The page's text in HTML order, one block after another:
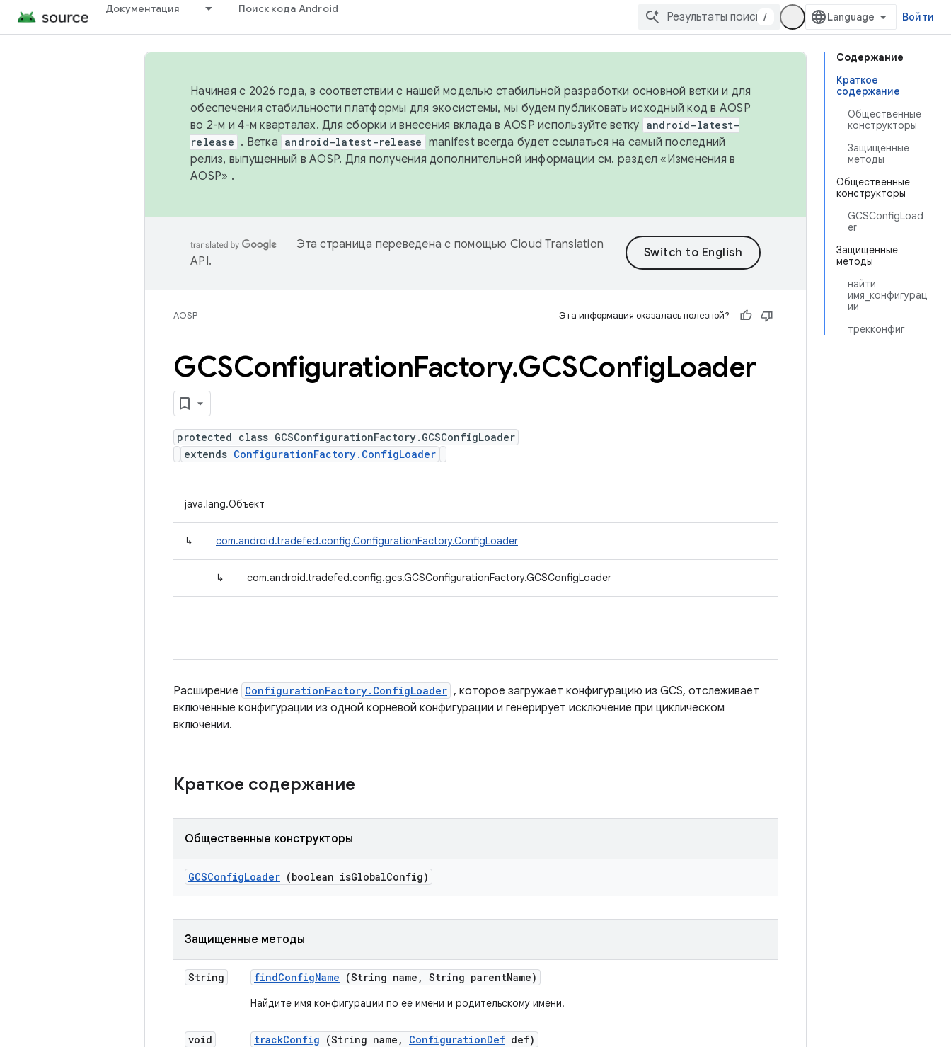
Документация Поиск кода Android
/ Войти
Содержание
Краткое
содержание
Общественные
конструкторы
Защищенные
методы
Общественные
конструкторы
GCSConfigLoad
er
Защищенные
методы
найти
имя_конфигурац
ии
трекконфиг
Начиная с 2026 года, в соответствии с нашей моделью стабильной разработки основной ветки и для
обеспечения стабильности платформы для экосистемы, мы будем публиковать исходный код в AOSP
во 2-м и 4-м кварталах. Для сборки и внесения вклада в AOSP используйте ветку android-latest-
release . Ветка android-latest-release manifest всегда будет ссылаться на самый последний
релиз, выпущенный в AOSP. Для получения дополнительной информации см. раздел «Изменения в
AOSP» .
Эта страница переведена с помощью Cloud Translation
API.
AOSP Эта информация оказалась полезной?
GCSConfigurationFactory.GCSConfigLoader
protected class GCSConfigurationFactory.GCSConfigLoader
extends ConfigurationFactory.ConfigLoader
java.lang.Объект
↳ com.android.tradefed.config.ConfigurationFactory.ConfigLoader
↳ com.android.tradefed.config.gcs.GCSConfigurationFactory.GCSConfigLoader
Расширение ConfigurationFactory.ConfigLoader , которое загружает конфигурацию из GCS, отслеживает
включенные конфигурации из одной корневой конфигурации и генерирует исключение при циклическом
включении.
Краткое содержание
Общественные конструкторы
GCSConfigLoader (boolean isGlobalConfig)
Защищенные методы
String findConfigName (String name , String parentName)
Найдите имя конфигурации по ее имени и родительскому имени.
void trackConfig (String name , ConfigurationDef def)